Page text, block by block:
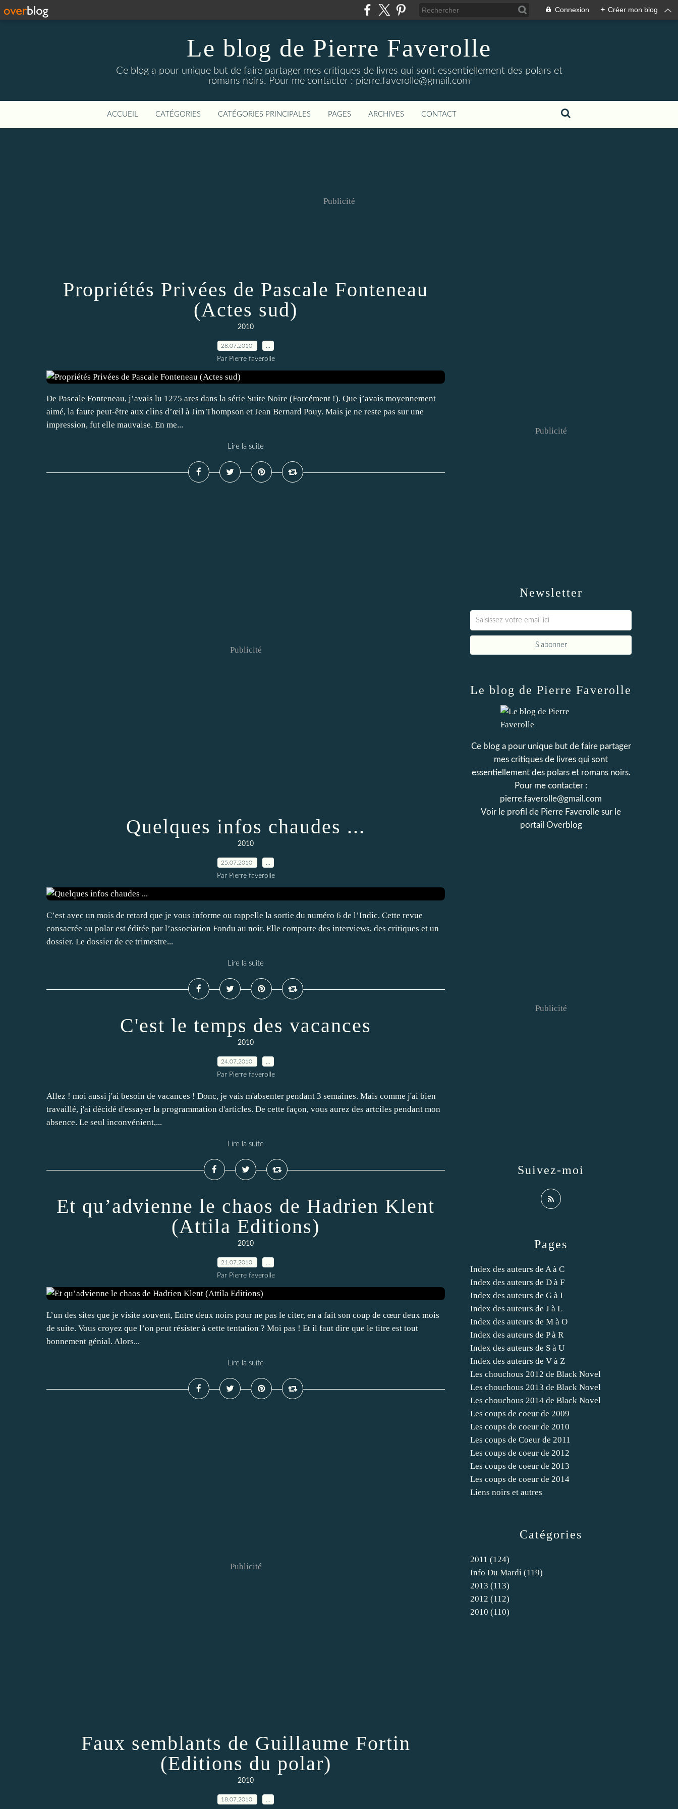
Connexion + Créer mon blog
Le blog de Pierre Faverolle
Ce blog a pour unique but de faire partager mes critiques de livres qui sont essentiellement des polars et
romans noirs. Pour me contacter : pierre.faverolle@gmail.com
ACCUEIL CATÉGORIES CATÉGORIES PRINCIPALES PAGES ARCHIVES CONTACT
Publicité
Propriétés Privées de Pascale Fonteneau
(Actes sud)
2010
28.07.2010
Par Pierre faverolle
De Pascale Fonteneau, j’avais lu 1275 ares dans la série Suite Noire (Forcément !). Que j’avais moyennement
aimé, la faute peut-être aux clins d’œil à Jim Thompson et Jean Bernard Pouy. Mais je ne reste pas sur une
impression, fut elle mauvaise. En me...
Lire la suite
Publicité
Quelques infos chaudes ...
2010
25.07.2010
Par Pierre faverolle
C’est avec un mois de retard que je vous informe ou rappelle la sortie du numéro 6 de l’Indic. Cette revue
consacrée au polar est éditée par l’association Fondu au noir. Elle comporte des interviews, des critiques et un
dossier. Le dossier de ce trimestre...
Lire la suite
C'est le temps des vacances
2010
24.07.2010
Par Pierre faverolle
Allez ! moi aussi j'ai besoin de vacances ! Donc, je vais m'absenter pendant 3 semaines. Mais comme j'ai bien
travaillé, j'ai décidé d'essayer la programmation d'articles. De cette façon, vous aurez des artciles pendant mon
absence. Le seul inconvénient,...
Lire la suite
Et qu’advienne le chaos de Hadrien Klent
(Attila Editions)
2010
21.07.2010
Par Pierre faverolle
L’un des sites que je visite souvent, Entre deux noirs pour ne pas le citer, en a fait son coup de cœur deux mois
de suite. Vous croyez que l’on peut résister à cette tentation ? Moi pas ! Et il faut dire que le titre est tout
bonnement génial. Alors...
Lire la suite
Publicité
Faux semblants de Guillaume Fortin
(Editions du polar)
2010
18.07.2010
Newsletter
Publicité
Catégories
2011 (124)
Info Du Mardi (119)
2013 (113)
2012 (112)
2010 (110)
Pages
Index des auteurs de A à C
Index des auteurs de D à F
Index des auteurs de G à I
Index des auteurs de J à L
Index des auteurs de M à O
Index des auteurs de P à R
Index des auteurs de S à U
Index des auteurs de V à Z
Les chouchous 2012 de Black Novel
Les chouchous 2013 de Black Novel
Les chouchous 2014 de Black Novel
Les coups de coeur de 2009
Les coups de coeur de 2010
Les coups de Coeur de 2011
Les coups de coeur de 2012
Les coups de coeur de 2013
Les coups de coeur de 2014
Liens noirs et autres
Le blog de Pierre Faverolle
Ce blog a pour unique but de faire partager
mes critiques de livres qui sont
essentiellement des polars et romans noirs.
Pour me contacter :
pierre.faverolle@gmail.com
Voir le profil de Pierre Faverolle sur le
portail Overblog
Suivez-moi
Publicité